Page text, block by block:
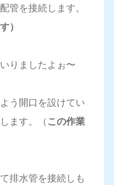
管を接続します。
）
りましたよぉ〜
う開口を設けてい
ます。（ この作業
排水管を接続しも